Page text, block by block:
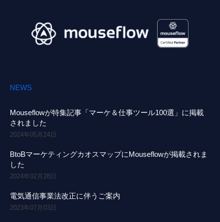
NEWS
Mouseflowが特集記事「マーケ＆仕事ツール100選」に掲載
されました
2024年05月24日
BtoBマーケティングカオスマップにMouseflowが掲載されま
した
2024年02月28日
電気通信事業法改正に伴うご案内
2023年07月03日